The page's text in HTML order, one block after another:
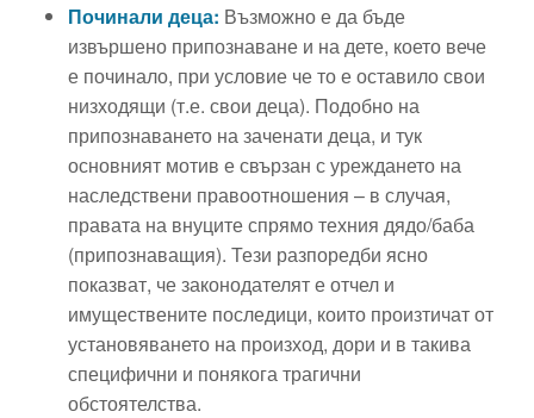
Починали деца: Възможно е да бъде
извършено припознаване и на дете, което вече
е починало, при условие че то е оставило свои
низходящи (т.е. свои деца). Подобно на
припознаването на заченати деца, и тук
основният мотив е свързан с уреждането на
наследствени правоотношения – в случая,
правата на внуците спрямо техния дядо/баба
(припознаващия). Тези разпоредби ясно
показват, че законодателят е отчел и
имуществените последици, които произтичат от
установяването на произход, дори и в такива
специфични и понякога трагични
обстоятелства.